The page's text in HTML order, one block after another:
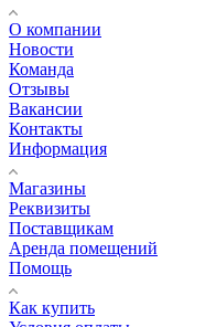
О компании
Новости
Команда
Отзывы
Вакансии
Контакты
Информация
Магазины
Реквизиты
Поставщикам
Аренда помещений
Помощь
Как купить